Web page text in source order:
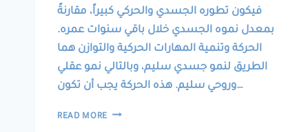
فيكون تطوره الجسدي والحركي كبيراً، مقارنةً
بمعدل نموه الجسدي خلال باقي سنوات عمره.
الحركة وتنمية المهارات الحركية والتوازن هما
الطريق لنمو جسدي سليم، وبالتالي نمو عقلي
وروحي سليم. هذه الحركة يجب أن تكون…
READ MORE التفاعُل